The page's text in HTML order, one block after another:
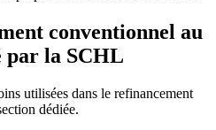
conventionnel au
par la SCHL
utilisées dans le refinancement
dédiée.